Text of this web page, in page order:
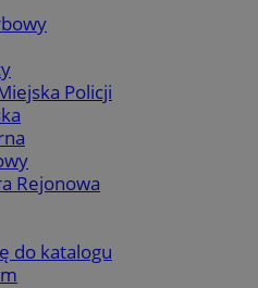
Policji
Rejonowa
do katalogu